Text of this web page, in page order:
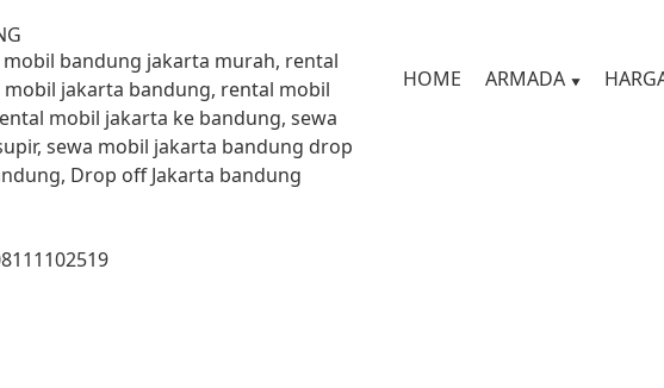
bandung jakarta murah, rental
jakarta bandung, rental mobil
mobil jakarta ke bandung, sewa
sewa mobil jakarta bandung drop
Drop off Jakarta bandung
HOME ARMADA